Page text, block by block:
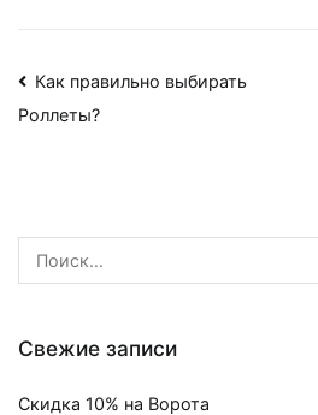
Навигация
по
Как правильно выбирать
Роллеты?
Найти:
Свежие записи
Скидка 10% на Ворота